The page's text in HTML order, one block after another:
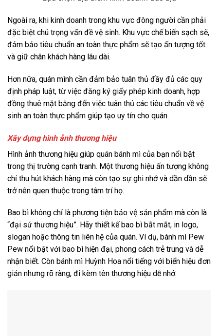
Ngoài ra, khi kinh doanh trong khu vực đông người cần phải
đặc biệt chú trọng vấn đề vệ sinh. Khu vực chế biến sạch sẽ,
đảm bảo tiêu chuẩn an toàn thực phẩm sẽ tạo ấn tượng tốt
và giữ chân khách hàng lâu dài.
Hơn nữa, quán mình cần đảm bảo tuân thủ đầy đủ các quy
định pháp luật, từ việc đăng ký giấy phép kinh doanh, hợp
đồng thuê mặt bằng đến việc tuân thủ các tiêu chuẩn về vệ
sinh an toàn thực phẩm giúp tạo uy tín cho quán.
Xây dựng hình ảnh thương hiệu
Hình ảnh thương hiệu giúp quán bánh mì của bạn nổi bật
trong thị trường cạnh tranh. Một thương hiệu ấn tượng không
chỉ thu hút khách hàng mà còn tạo sự ghi nhớ và dần dần sẽ
trở nên quen thuộc trong tâm trí họ.
Bao bì không chỉ là phương tiện bảo vệ sản phẩm mà còn là
“đại sứ thương hiệu”. Hãy thiết kế bao bì bắt mắt, in logo,
slogan hoặc thông tin liên hệ của quán. Ví dụ, bánh mì Pew
Pew nổi bật với bao bì hiện đại, phong cách trẻ trung và dễ
nhận biết. Còn bánh mì Huỳnh Hoa nổi tiếng với biển hiệu đơn
giản nhưng rõ ràng, đi kèm tên thương hiệu dễ nhớ.